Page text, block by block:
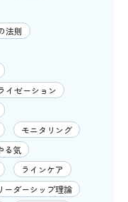
法則
イゼーション
モニタリング
る気
ラインケア
ーダーシップ理論